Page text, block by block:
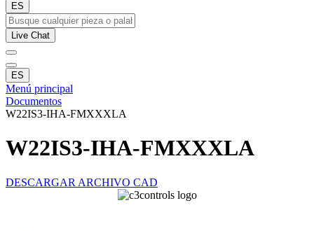
ES
Live Chat
ES
Menú principal
Documentos
W22IS3-IHA-FMXXXLA
W22IS3-IHA-FMXXXLA
DESCARGAR ARCHIVO CAD